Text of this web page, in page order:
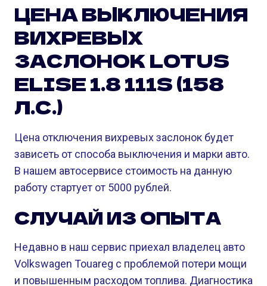
ЦЕНА ВЫКЛЮЧЕНИЯ
ВИХРЕВЫХ
ЗАСЛОНОК LOTUS
ELISE 1.8 111S (158
Л.С.)
Цена отключения вихревых заслонок будет
зависеть от способа выключения и марки авто.
В нашем автосервисе стоимость на данную
работу стартует от 5000 рублей.
СЛУЧАЙ ИЗ ОПЫТА
Недавно в наш сервис приехал владелец авто
Volkswagen Touareg с проблемой потери мощи
и повышенным расходом топлива. Диагностика